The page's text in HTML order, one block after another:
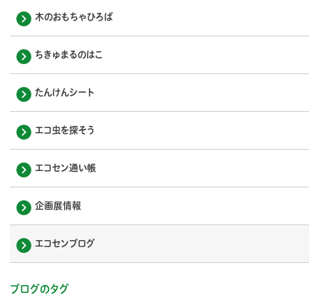
木のおもちゃひろば
ちきゅまるのはこ
たんけんシート
エコ虫を探そう
エコセン通い帳
企画展情報
エコセンブログ
ブログのタグ